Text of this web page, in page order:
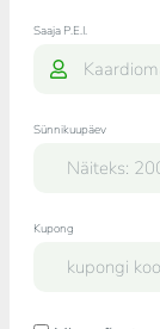
Saaja P.E.I.
Sünnikuupäev
Kupong